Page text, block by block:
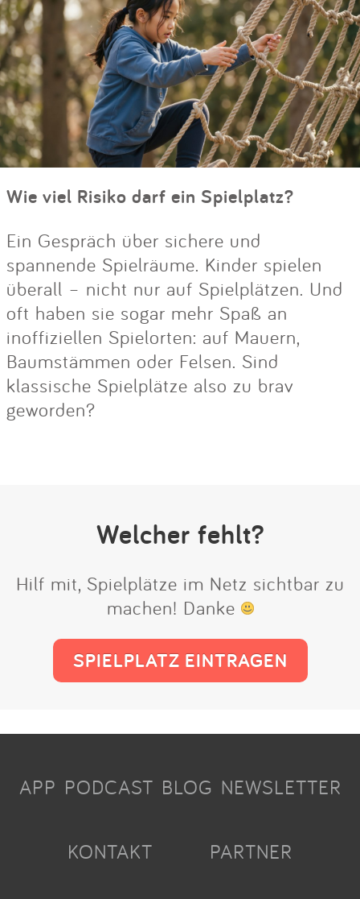
Wie viel Risiko darf ein Spielplatz?
Ein Gespräch über sichere und
spannende Spielräume. Kinder spielen
überall – nicht nur auf Spielplätzen. Und
oft haben sie sogar mehr Spaß an
inoffiziellen Spielorten: auf Mauern,
Baumstämmen oder Felsen. Sind
klassische Spielplätze also zu brav
geworden?
Welcher fehlt?
Hilf mit, Spielplätze im Netz sichtbar zu
machen! Danke
SPIELPLATZ EINTRAGEN
APP PODCAST BLOG NEWSLETTER
KONTAKT PARTNER